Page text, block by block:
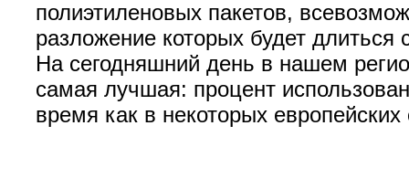
полиэтиленовых пакетов,
разложение которых будет длиться
На сегодняшний день в нашем
самая лучшая: процент
время как в некоторых европейских